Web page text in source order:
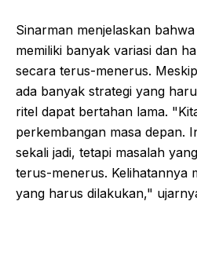
Sinarman menjelaskan
memiliki banyak variasi dan
secara terus-menerus.
ada banyak strategi yang
ritel dapat bertahan lama.
perkembangan masa depan.
sekali jadi, tetapi masalah
terus-menerus. Kelihatannya
yang harus dilakukan,"